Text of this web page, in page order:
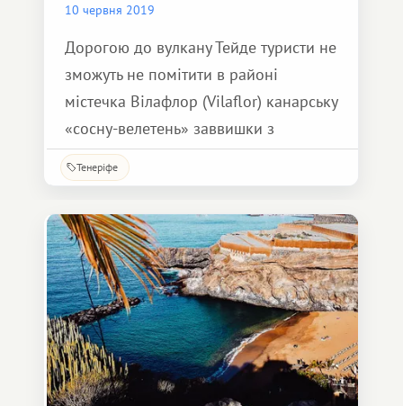
10 червня 2019
Дорогою до вулкану Тейде туристи не
зможуть не помітити в районі
містечка Вілафлор (Vilaflor) канарську
«сосну-велетень» заввишки з
двадцятиповерховий будинок
Тенеріфе